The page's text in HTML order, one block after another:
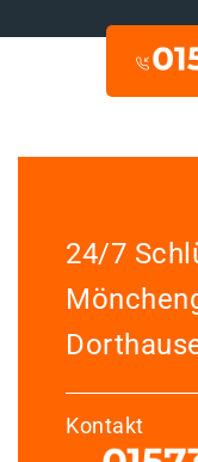
24/7
Kontakt